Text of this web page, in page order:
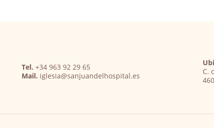
Tel. +34 963 92 29 65
Mail. iglesia@sanjuandelhospital.es
C.